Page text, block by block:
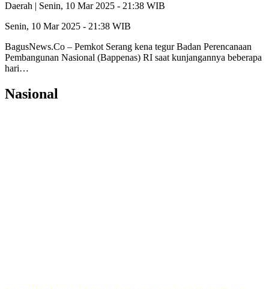
Daerah | Senin, 10 Mar 2025 - 21:38 WIB
Senin, 10 Mar 2025 - 21:38 WIB
BagusNews.Co – Pemkot Serang kena tegur Badan Perencanaan
Pembangunan Nasional (Bappenas) RI saat kunjangannya beberapa
hari…
Nasional